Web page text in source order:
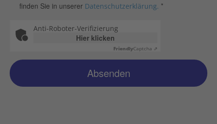
finden Sie in unserer Datenschutzerklärung. *
Anti-Roboter-Verifizierung
Hier klicken
FriendlyCaptcha ⇗
Absenden